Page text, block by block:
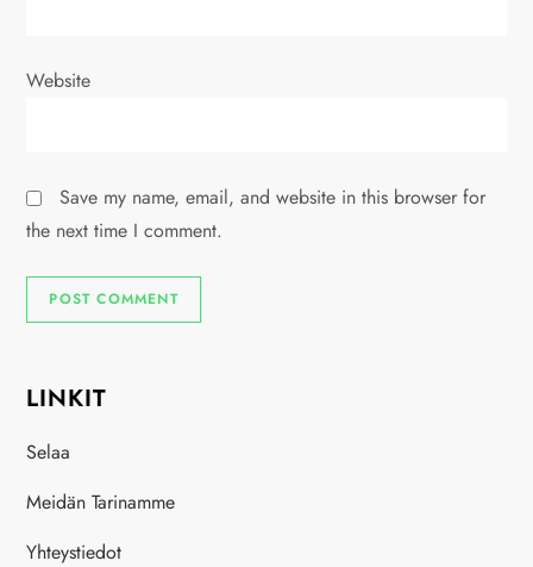
Website
Save my name, email, and website in this browser for
the next time I comment.
LINKIT
Selaa
Meidän Tarinamme
Yhteystiedot